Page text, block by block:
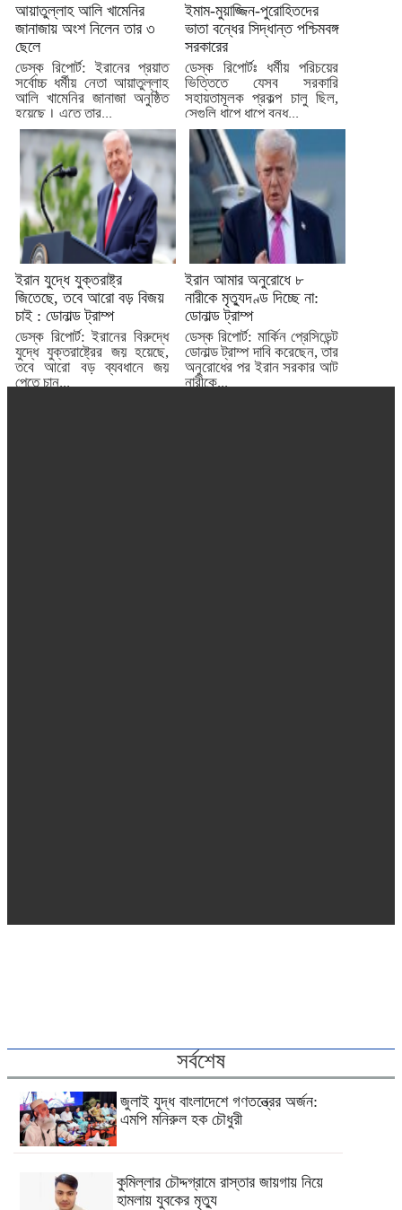
আয়াতুল্লাহ আলি খামেনির
জানাজায় অংশ নিলেন তার ৩
ছেলে
ডেস্ক রিপোর্ট: ইরানের প্রয়াত
সর্বোচ্চ ধর্মীয় নেতা আয়াতুল্লাহ
আলি খামেনির জানাজা অনুষ্ঠিত
হয়েছে। এতে তার...
ইমাম-মুয়াজ্জিন-পুরোহিতদের
ভাতা বন্ধের সিদ্ধান্ত পশ্চিমবঙ্গ
সরকারের
ডেস্ক রিপোর্টঃ ধর্মীয় পরিচয়ের
ভিত্তিতে যেসব সরকারি
সহায়তামূলক প্রকল্প চালু ছিল,
সেগুলি ধাপে ধাপে বন্ধ...
ইরান যুদ্ধে যুক্তরাষ্ট্র
জিতেছে, তবে আরো বড় বিজয়
চাই : ডোনাল্ড ট্রাম্প
ডেস্ক রিপোর্ট: ইরানের বিরুদ্ধে
যুদ্ধে যুক্তরাষ্ট্রের জয় হয়েছে,
তবে আরো বড় ব্যবধানে জয়
পেতে চান...
ইরান আমার অনুরোধে ৮
নারীকে মৃত্যুদণ্ড দিচ্ছে না:
ডোনাল্ড ট্রাম্প
ডেস্ক রিপোর্ট: মার্কিন প্রেসিডেন্ট
ডোনাল্ড ট্রাম্প দাবি করেছেন, তার
অনুরোধের পর ইরান সরকার আট
নারীকে...
সর্বশেষ
জুলাই যুদ্ধ বাংলাদেশে গণতন্ত্রের অর্জন:
এমপি মনিরুল হক চৌধুরী
কুমিল্লার চৌদ্দগ্রামে রাস্তার জায়গায় নিয়ে
হামলায় যুবকের মৃত্যু